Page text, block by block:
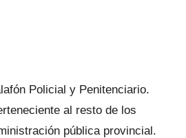
Policial y Penitenciario.
al resto de los
pública provincial.